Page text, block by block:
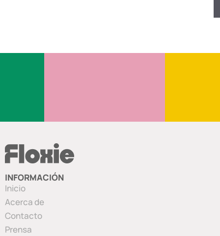
INFORMACIÓN
Inicio
Acerca de
Contacto
Prensa